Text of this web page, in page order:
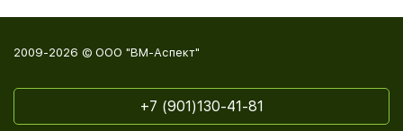
2009-2026 © ООО "ВМ-Аспект"
+7 (901)130-41-81